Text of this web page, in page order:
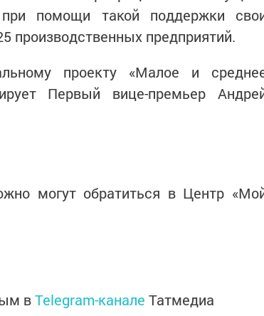
помощи такой поддержки
производственных предприятий.
проекту «Малое и
Первый вице-премьер
могут обратиться в Центр
вTelegram-канале Татмедиа